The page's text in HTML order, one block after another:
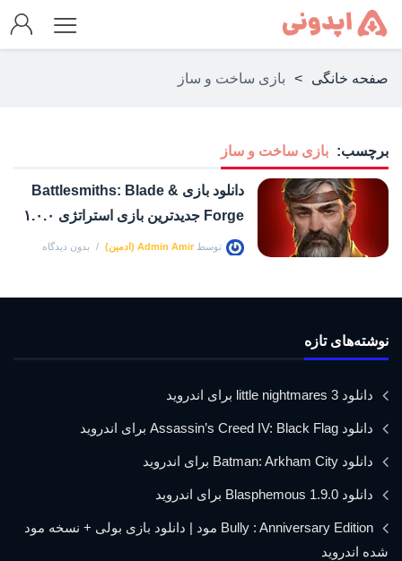
صفحه خانگی > بازی ساخت و ساز
برچسب: بازی ساخت و ساز
دانلود بازی Battlesmiths: Blade &
Forge جدیدترین بازی استراتژی ۱.۰.۰
توسط Admin Amir (ادمین) بدون دیدگاه
نوشته‌های تازه
دانلود little nightmares 3 برای اندروید
دانلود Assassin’s Creed IV: Black Flag برای اندروید
دانلود Batman: Arkham City برای اندروید
دانلود Blasphemous 1.9.0 برای اندروید
Bully : Anniversary Edition مود | دانلود بازی بولی + نسخه مود
شده اندروید